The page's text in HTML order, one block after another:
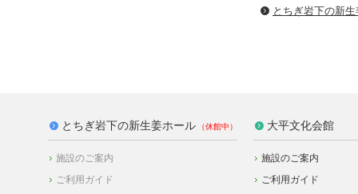
とちぎ岩下の新
とちぎ岩下の新生姜ホール
施設のご案内
ご利用ガイド
大平文化会館
施設のご案内
ご利用ガイド